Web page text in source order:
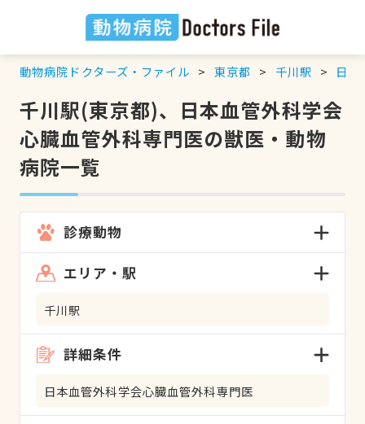
動物病院ドクターズ・ファイル 東京都 千川駅 日本
千川駅(東京都)、日本血管外科学会
心臓血管外科専門医の獣医・動物
病院一覧
診療動物
エリア・駅
千川駅
詳細条件
日本血管外科学会心臓血管外科専門医